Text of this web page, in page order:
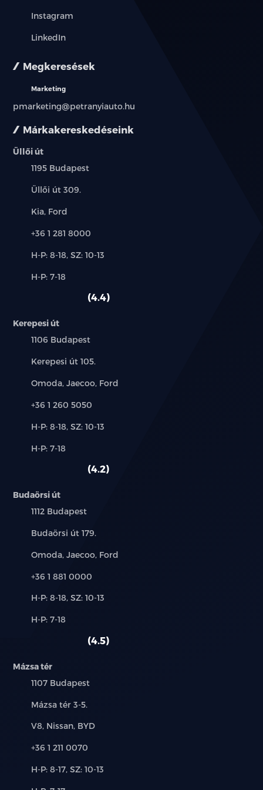
Márkakereskedéseink
Üllői út
Település:
1195 Budapest
Cím:
Üllői út 309.
Márkák:
Kia, Ford
Telefon:
+36 1 281 8000
Új-
használt
H-P: 8-18, SZ: 10-13
Alkatrész,
H-P: 7-18
4.4
Kerepesi út
Település:
1106 Budapest
Cím:
Kerepesi út 105.
Márkák:
Omoda, Jaecoo, Ford
Telefon:
+36 1 260 5050
Új-
használt
H-P: 8-18, SZ: 10-13
Alkatrész,
H-P: 7-18
4.2
Budaörsi út
Település:
1112 Budapest
Cím:
Budaörsi út 179.
Márkák:
Omoda, Jaecoo, Ford
Telefon:
+36 1 881 0000
Új-
használt
H-P: 8-18, SZ: 10-13
Alkatrész,
H-P: 7-18
4.5
Mázsa tér
Település:
1107 Budapest
Cím:
Mázsa tér 3-5.
Márkák:
V8, Nissan, BYD
Telefon:
+36 1 211 0070
Új-
H-P: 8-17, SZ: 10-13
Instagram
LinkedIn
Megkeresések
Marketing
pmarketing@petranyiauto.hu